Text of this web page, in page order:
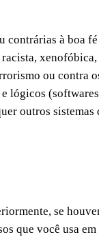
contrárias à boa
xenofóbica,
ou contra
lógicos
outros sistemas
se
que você usa em